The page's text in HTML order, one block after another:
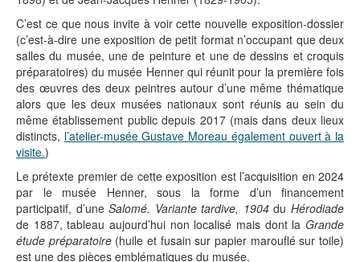
C’est ce que nous invite à voir cette nouvelle exposition-dossier
(c’est-à-dire une exposition de petit format n’occupant que deux
salles du musée, une de peinture et une de dessins et croquis
préparatoires) du musée Henner qui réunit pour la première fois
des œuvres des deux peintres autour d’une même thématique
alors que les deux musées nationaux sont réunis au sein du
même établissement public depuis 2017 (mais dans deux lieux
distincts, l’atelier-musée Gustave Moreau également ouvert à la
visite.)
Le prétexte premier de cette exposition est l’acquisition en 2024
par le musée Henner, sous la forme d’un financement
participatif, d’uneSalomé. Variante tardive, 1904duHérodiade
de 1887, tableau aujourd’hui non localisé mais dont la Grande
étude préparatoire(huile et fusain sur papier marouflé sur toile)
est une des pièces emblématiques du musée.